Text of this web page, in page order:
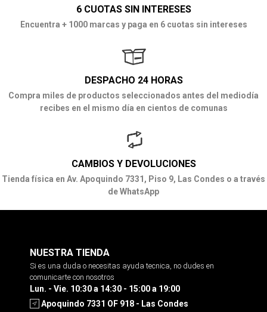
6 CUOTAS SIN INTERESES
Encuentra + 1000 marcas y paga en 6 cuotas sin intereses
DESPACHO 24 HORAS
Compra miles de productos seleccionados antes del mediodía
recibes en el mismo día en cientos de comunas
CAMBIOS Y DEVOLUCIONES
Tienda física en Av. Apoquindo 7331, Piso 9, Las Condes o a través
de WhatsApp
NUESTRA TIENDA
Si es una duda o necesitas ayuda tecnica, no dudes en
comunicarte con nosotros
Lun. - Vie. 10:30 a 14:30 - 15:00 a 19:00
Apoquindo 7331 OF 918 - Las Condes